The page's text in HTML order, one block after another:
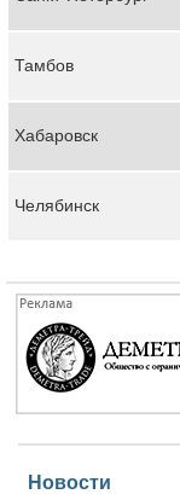
Тамбов
Хабаровск
Челябинск
Новости